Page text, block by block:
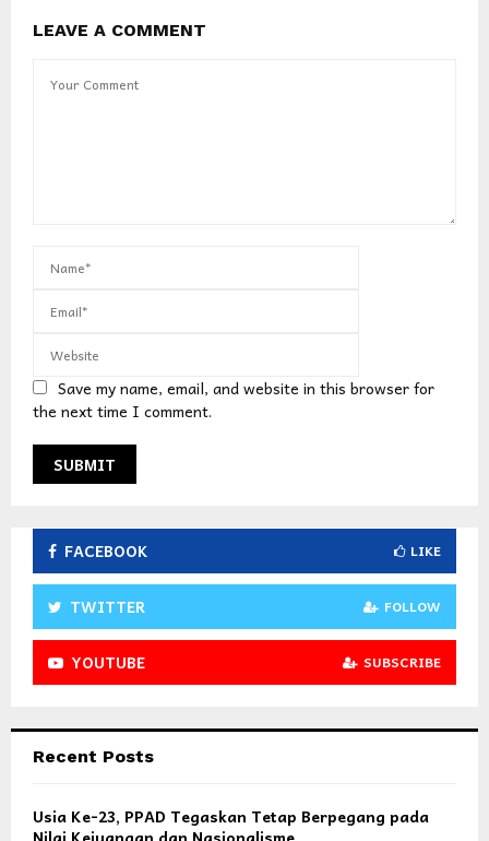
LEAVE A COMMENT
Save my name, email, and website in this browser for
the next time I comment.
FACEBOOK LIKE
TWITTER FOLLOW
YOUTUBE SUBSCRIBE
Recent Posts
Usia Ke-23, PPAD Tegaskan Tetap Berpegang pada